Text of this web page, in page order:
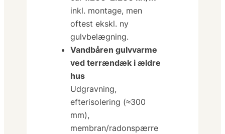
inkl. montage, men
oftest ekskl. ny
gulvbelægning.
Vandbåren gulvvarme
ved terrændæk i ældre
hus
Udgravning,
efterisolering (≈300
mm),
membran/radonspærre